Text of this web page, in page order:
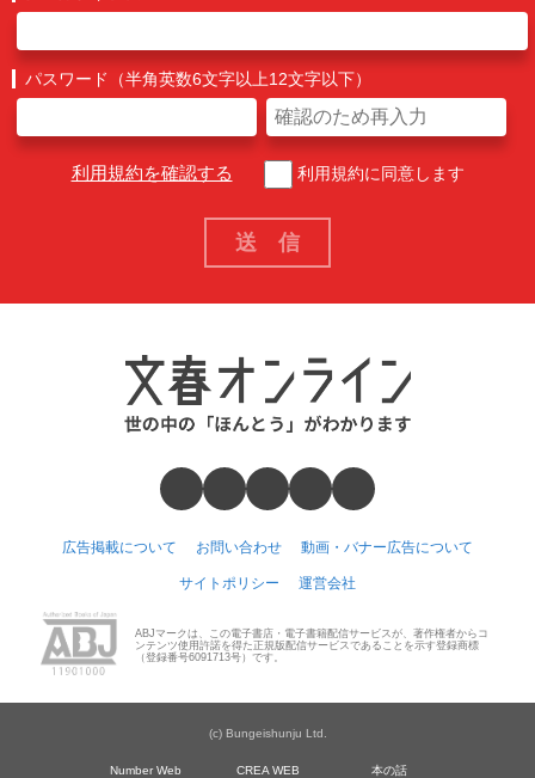
パスワード（半角英数6文字以上12文字以下）
利用規約を確認する 利用規約に同意します
広告掲載について お問い合わせ 動画・バナー広告について
サイトポリシー 運営会社
ABJマークは、この電子書店・電子書籍配信サービスが、著作権者からコ
ンテンツ使用許諾を得た正規版配信サービスであることを示す登録商標
（登録番号6091713号）です。
(c) Bungeishunju Ltd.
Number Web CREA WEB 本の話